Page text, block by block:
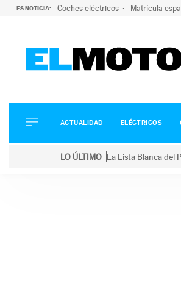
ES NOTICIA: Coches eléctricos Matrícula
ELÉCTRICOS
CONDUCIR
ACTUALIDAD ELÉCTRICOS
LO ÚLTIMO La Lista Blanca del